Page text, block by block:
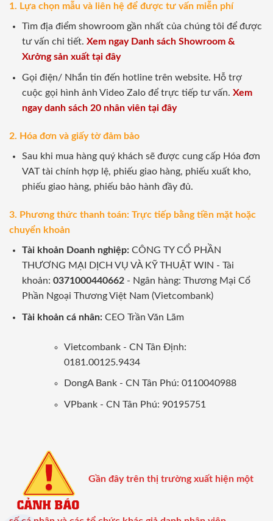
1. Lựa chọn mẫu và liên hệ để được tư vấn miễn phí
Tìm địa điểm showroom gần nhất của chúng tôi để được
tư vấn chi tiết. Xem ngay Danh sách Showroom &
Xưởng sản xuất tại đây
Gọi điện/ Nhắn tin đến hotline trên website. Hỗ trợ
cuộc gọi hình ảnh Video Zalo để trực tiếp tư vấn. Xem
ngay danh sách 20 nhân viên tại đây
2. Hóa đơn và giấy tờ đảm bảo
Sau khi mua hàng quý khách sẽ được cung cấp Hóa đơn
VAT tài chính hợp lệ, phiếu giao hàng, phiếu xuất kho,
phiếu giao hàng, phiếu bảo hành đầy đủ.
3. Phương thức thanh toán: Trực tiếp bằng tiền mặt hoặc
chuyển khoản
Tài khoản Doanh nghiệp:CÔNG TY CỔ PHẦN
THƯƠNG MẠI DỊCH VỤ VÀ KỸ THUẬT WIN - Tài
khoản: 0371000440662- Ngân hàng: Thương Mại Cổ
Phần Ngoại Thương Việt Nam (Vietcombank)
Tài khoản cá nhân: CEO Trần Văn Lãm
Vietcombank - CN Tân Định:
0181.00125.9434
DongA Bank - CN Tân Phú: 0110040988
VPbank - CN Tân Phú: 90195751
Gần đây trên thị trường xuất hiện một